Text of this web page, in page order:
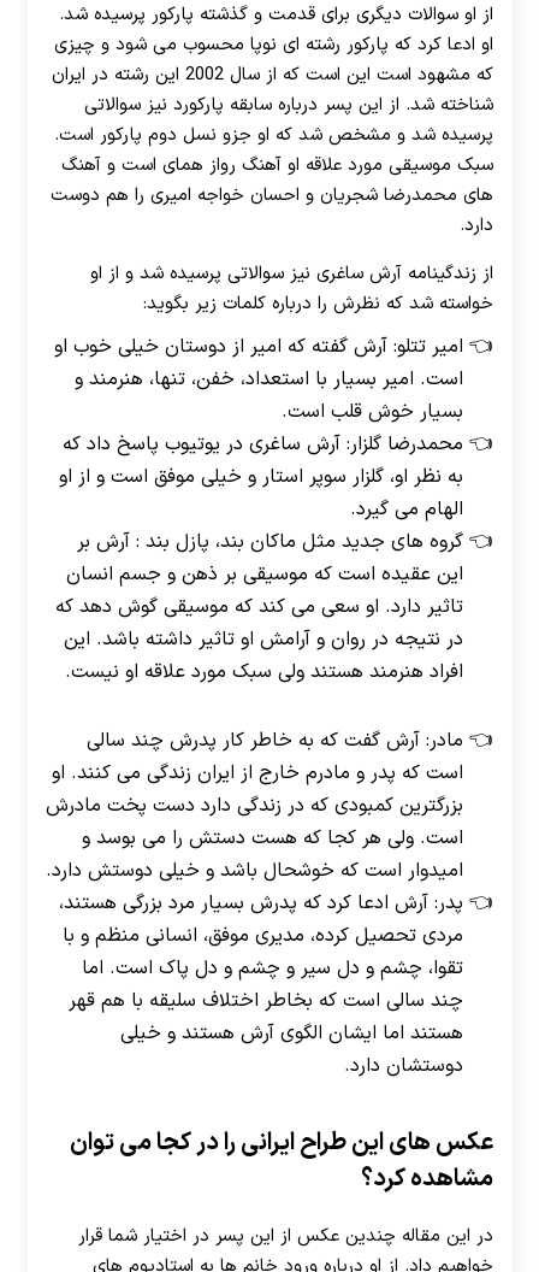
از او سوالات دیگری برای قدمت و گذشته پارکور پرسیده شد.
او ادعا کرد که پارکور رشته ای نوپا محسوب می شود و چیزی
که مشهود است این است که از سال 2002 این رشته در ایران
شناخته شد. از این پسر درباره سابقه پارکورد نیز سوالاتی
پرسیده شد و مشخص شد که او جزو نسل دوم پارکور است.
سبک موسیقی مورد علاقه او آهنگ رواز همای است و آهنگ
های محمدرضا شجریان و احسان خواجه امیری را هم‌ دوست
دارد.
از زندگینامه آرش ساغری نیز سوالاتی پرسیده شد و از او
خواسته شد که نظرش را درباره کلمات زیر بگوید:
امیر تتلو: آرش گفته که امیر از دوستان خیلی خوب او
است. امیر بسیار با استعداد، خفن، تنها، هنرمند و
بسیار خوش قلب است.
محمدرضا گلزار: آرش ساغری در یوتیوب پاسخ داد که
به نظر او، گلزار سوپر استار و خیلی موفق است و از او
الهام می گیرد.
گروه های جدید مثل ماکان بند، پازل بند : آرش بر
این عقیده است که موسیقی بر ذهن و جسم انسان
تاثیر دارد. او سعی می کند که موسیقی گوش دهد که
در نتیجه در روان و آرامش او تاثیر داشته باشد. این
افراد هنرمند هستند ولی سبک مورد علاقه او نیست.
مادر: آرش گفت که به خاطر کار پدرش چند سالی
است که پدر و مادرم خارج از ایران زندگی می کنند. او
بزرگترین کمبودی که در زندگی دارد دست پخت مادرش
است. ولی هر کجا که هست دستش را می بوسد و
امیدوار است که خوشحال باشد و خیلی دوستش دارد.
پدر: آرش ادعا کرد که پدرش بسیار مرد بزرگی هستند،
مردی تحصیل کرده، مدیری موفق، انسانی منظم و با
تقوا، چشم و دل سیر و چشم و دل پاک است. اما
چند سالی است که بخاطر اختلاف سلیقه با هم قهر
هستند اما ایشان الگوی آرش هستند و خیلی
دوستشان دارد.
عکس های این طراح ایرانی را در کجا می توان
مشاهده کرد؟
در این مقاله چندین عکس از این پسر در اختیار شما قرار